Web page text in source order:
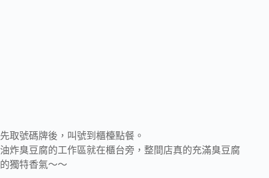
先取號碼牌後，叫號到櫃檯點餐。
油炸臭豆腐的工作區就在櫃台旁，整間店真的充滿臭豆腐
的獨特香氣～～